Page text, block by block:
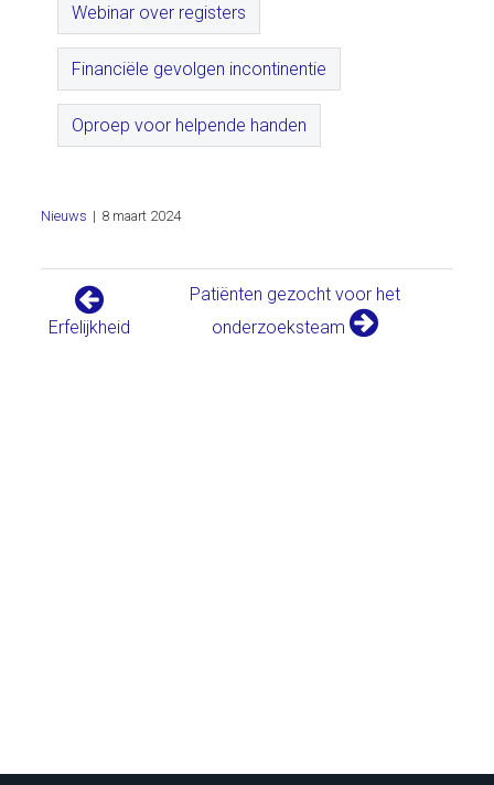
Webinar over registers
Financiële gevolgen incontinentie
Oproep voor helpende handen
Nieuws | 8 maart 2024
Erfelijkheid
Patiënten gezocht voor het
onderzoeksteam